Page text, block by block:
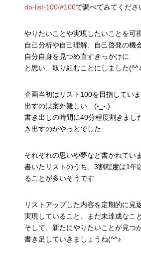
do-list-100/#100で調べてみてくださ
やりたいことや実現したいことを可
自己分析や自己理解、自己啓発の機
自分自身を見つめ直すきっかけに
と思い、取り組むことにしました(^^♪
企画当初はリスト100を目指してい
出すのは案外難しい…(-_-;)
書き出しの時間に40分程度割きまし
き出すのがやっとでした
それぞれの思いや夢など書かれてい
書いたリストのうち、3割程度は1年
ることが多いそうです
リストアップした内容を定期的に見
実現していること、まだ未達成なこと
そして、新たにやりたいことが見つ
書き足していきましょうね(^^♪